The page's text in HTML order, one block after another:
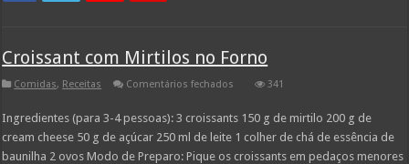
Croissant com Mirtilos no Forno
Comidas, Receitas Comentários fechados
Mirtilos
no
Forno
341
Ingredientes (para 3-4 pessoas): 3 croissants 150 g de mirtilo 200 g de
cream cheese 50 g de açúcar 250 ml de leite 1 colher de chá de essência de
baunilha 2 ovos Modo de Preparo: Pique os croissants em pedaços menores